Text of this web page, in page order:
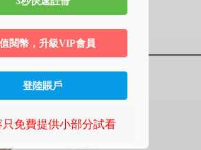
閱幣，升級VIP會員
登陸賬戶
只免費提供小部分試看